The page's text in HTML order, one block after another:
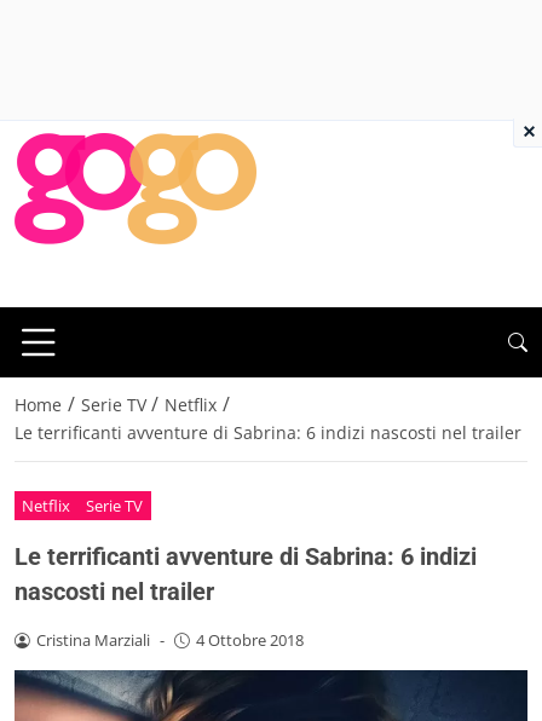
Home / Serie TV / Netflix /
Le terrificanti avventure di Sabrina: 6 indizi nascosti nel trailer
Netflix Serie TV
Le terrificanti avventure di Sabrina: 6 indizi
nascosti nel trailer
Cristina Marziali - 4 Ottobre 2018
×